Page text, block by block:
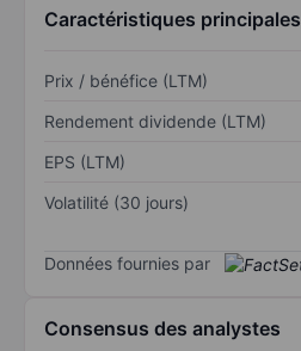
Caractéristiques principales
Prix / bénéfice (LTM)
Rendement dividende (LTM)
EPS (LTM)
Volatilité (30 jours)
Données fournies par
Consensus des analystes